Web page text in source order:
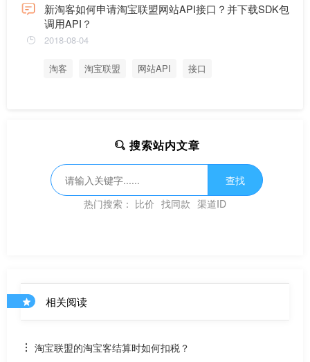
新淘客如何申请淘宝联盟网站API接口？并下载SDK包
调用API？
2018-08-04
淘客 淘宝联盟 网站API 接口
搜索站内文章
查找
热门搜索： 比价 找同款 渠道ID
相关阅读
淘宝联盟的淘宝客结算时如何扣税？